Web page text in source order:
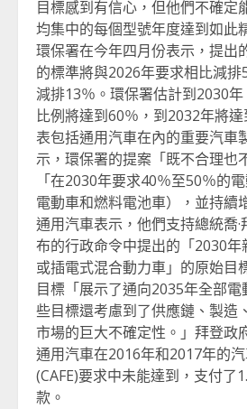
目標感到有信心，但他們不確定
均集中的每個型號年度達到如此
環保署在今年四月份表示，提出
的標準將與2026年要求相比減
減排13％。環保署估計到2030
比例將達到60％，到2032年將
表包括通用汽車在內的重要汽車
示，環保署的提案「既不合理也
「在2030年要求40％至50％的
電動車和燃料電池車），並持續
通用汽車表示，他們支持總統喬
布的行政命令中提出的「2030
或插電式混合動力車」的原始目
目標「展示了通向2035年全部
些目標還考慮到了供應鏈、製造
市場的巨大不確定性。」拜登政
通用汽車在2016年和2017年的
(CAFE)要求中未能達到，支付了
款。